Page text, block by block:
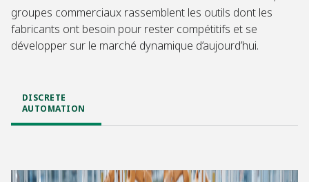
groupes commerciaux rassemblent les outils dont les
fabricants ont besoin pour rester compétitifs et se
développer sur le marché dynamique d’aujourd’hui.
DISCRETE
AUTOMATION